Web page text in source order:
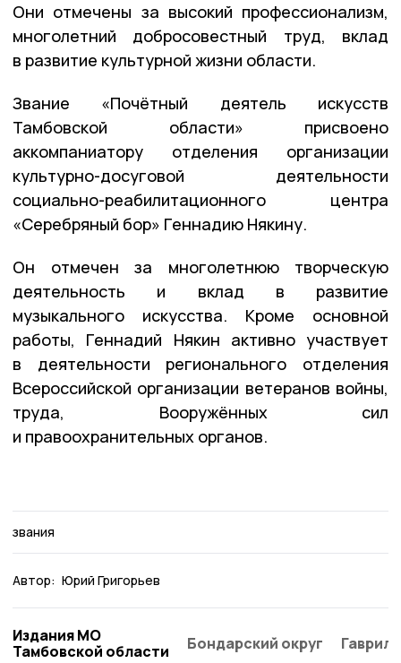
Они отмечены за высокий профессионализм,
многолетний добросовестный труд, вклад
в развитие культурной жизни области.
Звание «Почётный деятель искусств
Тамбовской области» присвоено
аккомпаниатору отделения организации
культурно-досуговой деятельности
социально-реабилитационного центра
«Серебряный бор» Геннадию Някину.
Он отмечен за многолетнюю творческую
деятельность и вклад в развитие
музыкального искусства. Кроме основной
работы, Геннадий Някин активно участвует
в деятельности регионального отделения
Всероссийской организации ветеранов войны,
труда, Вооружённых сил
и правоохранительных органов.
звания
Автор: Юрий Григорьев
Издания МО
Тамбовской области
Бондарский округ